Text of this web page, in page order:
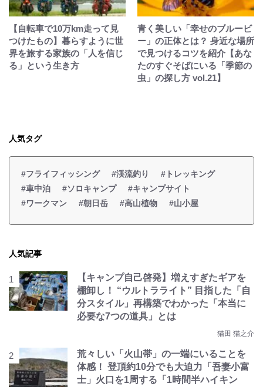
【自転車で10万km走って見
つけたもの】暮らすように世
界を旅する家族の「人を信じ
る」という生き方
青く美しい「幸せのブルービ
ー」の正体とは？ 身近な場所
で見つけるコツを紹介【あな
たのすぐそばにいる「季節の
虫」の探し方 vol.21】
人気タグ
#フライフィッシング #渓流釣り
#トレッキング
#車中泊
#ソロキャンプ
#キャンプサイト
#ワークマン
#朝日岳 #高山植物 #山小屋
人気記事
【キャンプ自己啓発】増えすぎたギアを
棚卸し！ “ウルトラライト” 目指した「自
分スタイル」再構築でわかった「本当に
必要な7つの道具」とは
猫田 猫之介
荒々しい「火山帯」の一端にいることを
体感！ 登頂約10分でも大迫力「吾妻小富
士」火口を1周する「1時間半ハイキン